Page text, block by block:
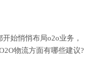
始悄悄布局o2o业务，
物流方面有哪些建议?